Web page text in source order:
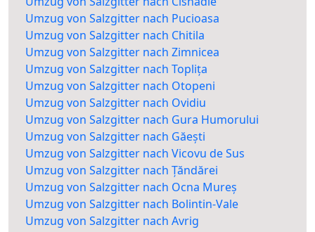
Umzug von Salzgitter nach Pucioasa
Umzug von Salzgitter nach Chitila
Umzug von Salzgitter nach Zimnicea
Umzug von Salzgitter nach Toplița
Umzug von Salzgitter nach Otopeni
Umzug von Salzgitter nach Ovidiu
Umzug von Salzgitter nach Gura Humorului
Umzug von Salzgitter nach Găești
Umzug von Salzgitter nach Vicovu de Sus
Umzug von Salzgitter nach Țăndărei
Umzug von Salzgitter nach Ocna Mureș
Umzug von Salzgitter nach Bolintin-Vale
Umzug von Salzgitter nach Avrig